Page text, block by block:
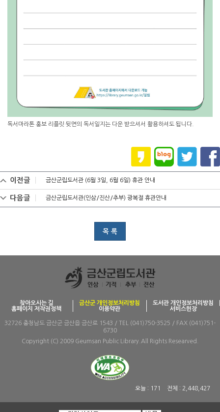
독서마라톤 홍보 리플릿 뒷면의 독서일지는 다운 받으셔서 활용하셔도 됩니다.
이전글 금산군립도서관 (6월 3일, 6월 6일) 휴관 안내
다음글 금산군립도서관(인삼/진산/추부) 광복절 휴관안내
목 록
찾아오시는 길 금산군 개인정보처리방침
도서관 개인정보처리방침
홈페이지 저작권정책
이용약관 서비스헌장
32726 충청남도 금산군 금산읍 금산로 1543 / TEL (041)750-3525 / FAX (041)751-
6730
Copyright (C) 2009 Geumsan Public Library.All Rights Researved.
오늘 : 171 전체 : 2,448,427